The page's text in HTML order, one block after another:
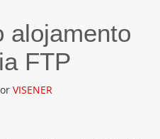
alojamento
FTP
VISENER